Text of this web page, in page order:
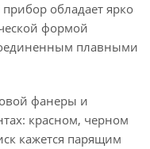
обладает ярко
формой
плавными
фанеры и
красном, черном
кажется парящим